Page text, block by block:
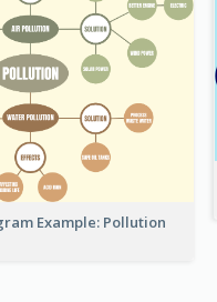
Example: Pollution